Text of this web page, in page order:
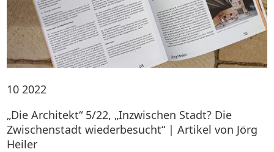
10 2022
„Die Architekt“ 5/22, „Inzwischen Stadt? Die
Zwischenstadt wiederbesucht“ | Artikel von Jörg
Heiler